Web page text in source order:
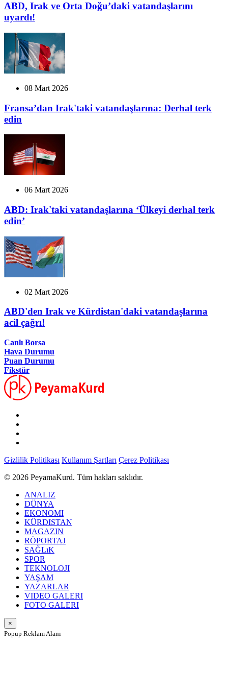
ABD, Irak ve Orta Doğu’daki vatandaşlarını
uyardı!
08 Mart 2026
Fransa’dan Irak'taki vatandaşlarına: Derhal terk
edin
06 Mart 2026
ABD: Irak'taki vatandaşlarına ‘Ülkeyi derhal terk
edin’
02 Mart 2026
ABD'den Irak ve Kürdistan'daki vatandaşlarına
acil çağrı!
Canlı Borsa
Hava Durumu
Puan Durumu
Fikstür
Gizlilik Politikası Kullanım Şartları Çerez Politikası
© 2026 PeyamaKurd. Tüm hakları saklıdır.
ANALIZ
DÜNYA
EKONOMI
KÜRDISTAN
MAGAZIN
RÖPORTAJ
SAĞLıK
SPOR
TEKNOLOJI
YAŞAM
YAZARLAR
VIDEO GALERI
FOTO GALERI
×
Popup Reklam Alanı